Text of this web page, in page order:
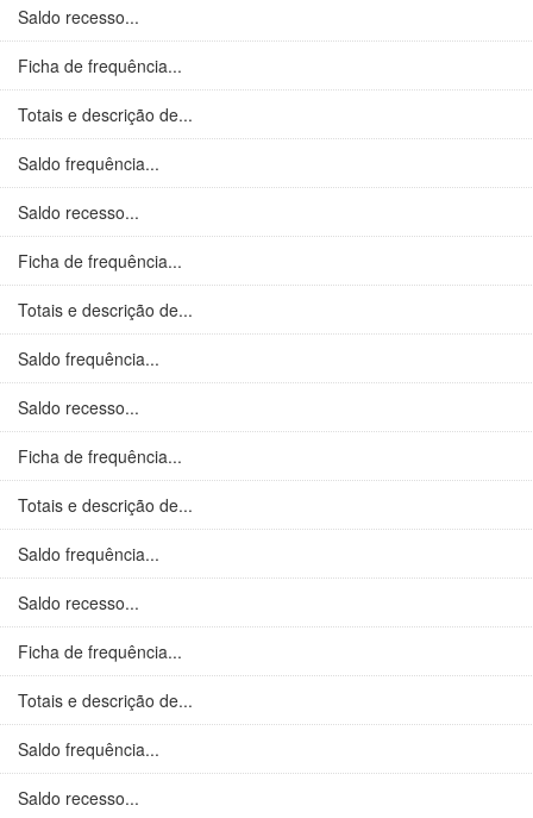
Saldo recesso...
Ficha de frequência...
Totais e descrição de...
Saldo frequência...
Saldo recesso...
Ficha de frequência...
Totais e descrição de...
Saldo frequência...
Saldo recesso...
Ficha de frequência...
Totais e descrição de...
Saldo frequência...
Saldo recesso...
Ficha de frequência...
Totais e descrição de...
Saldo frequência...
Saldo recesso...